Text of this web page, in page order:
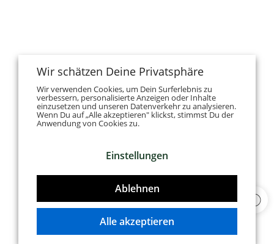
Wir schätzen Deine Privatsphäre
Wir verwenden Cookies, um Dein Surferlebnis zu
verbessern, personalisierte Anzeigen oder Inhalte
einzusetzen und unseren Datenverkehr zu analysieren.
Wenn Du auf „Alle akzeptieren" klickst, stimmst Du der
Anwendung von Cookies zu.
Einstellungen
Ablehnen
Alle akzeptieren